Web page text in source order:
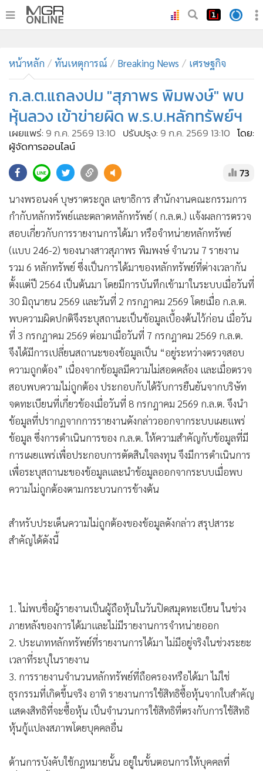
• ทันเหตุการณ์
• ภาคใต้
• ภูมิภาค
• Online Section
• บันเทิง
• ผู้จัดการรายวัน
• คอลัมนิสต์
•
CbizReview
Cyber BIZ
• ผู้จัดกวน
• Good health & Well-being
• Green Innovation & SD
• Management & HR
• MGR Live
• Infographic
• การเมือง
• ท่องเที่ยว
• กีฬา
• ต่างประเทศ
• Special Scoop
• เศรษฐกิจ-ธุรกิจ
จีน
ชุมชน-คุณภาพชีวิต
อาชญากรรม
• Motoring
• เกม
• อินโดจีน
• กองทุนรวม
• Celeb Online
• Factcheck
• ญี่ปุ่น
• News1
•
Gotomanager
หน้าหลัก ทันเหตุการณ์ Breaking News เศรษฐกิจ
ก.ล.ต.แถลงปม "สุภาพร พิมพงษ์" พบ
หุ้นลวง เข้าข่ายผิด พ.ร.บ.หลักทรัพย์ฯ
เผยแพร่:9 ก.ค. 2569 13:10ปรับปรุง:9 ก.ค. 2569 13:10 โดย:
ผู้จัดการออนไลน์
นางพรอนงค์ บุษราตระกูล เลขาธิการ สำนักงานคณะกรรมการ
กำกับหลักทรัพย์และตลาดหลักทรัพย์ ( ก.ล.ต.) แจ้งผลการตรวจ
สอบเกี่ยวกับการรายงานการได้มา หรือจำหน่ายหลักทรัพย์
(แบบ 246-2) ของนางสาวสุภาพร พิมพงษ์ จำนวน 7 รายงาน
รวม 6 หลักทรัพย์ ซึ่งเป็นการได้มาของหลักทรัพย์ที่ต่างเวลากัน
ตั้งแต่ปี 2564 เป็นต้นมา โดยมีการบันทึกเข้ามาในระบบเมื่อวันที่
30 มิถุนายน 2569 และวันที่ 2 กรกฎาคม 2569 โดยเมื่อ ก.ล.ต.
พบความผิดปกติจึงระบุสถานะเป็นข้อมูลเบื้องต้นไว้ก่อน เมื่อวัน
ที่ 3 กรกฎาคม 2569 ต่อมาเมื่อวันที่ 7 กรกฎาคม 2569 ก.ล.ต.
จึงได้มีการเปลี่ยนสถานะของข้อมูลเป็น “อยู่ระหว่างตรวจสอบ
ความถูกต้อง” เนื่องจากข้อมูลมีความไม่สอดคล้อง และเมื่อตรวจ
สอบพบความไม่ถูกต้อง ประกอบกับได้รับการยืนยันจากบริษัท
จดทะเบียนที่เกี่ยวข้องเมื่อวันที่ 8 กรกฎาคม 2569 ก.ล.ต. จึงนำ
ข้อมูลที่ปรากฏจากการรายงานดังกล่าวออกจากระบบเผยแพร่
การเผยแพร่เพื่อประกอบการตัดสินใจลงทุน จึงมีการดำเนินการ
เพื่อระบุสถานะของข้อมูลและนำข้อมูลออกจากระบบเมื่อพบ
สำคัญได้ดังนี้
1. ไม่พบชื่อผู้รายงานเป็นผู้ถือหุ้นในวันปิดสมุดทะเบียน ในช่วง
ภายหลังของการได้มาและไม่มีรายงานการจำหน่ายออก
2. ประเภทหลักทรัพย์ที่รายงานการได้มา ไม่มีอยู่จริงในช่วงระยะ
เวลาที่ระบุในรายงาน
ธุรกรรมที่เกิดขึ้นจริง อาทิ รายงานการใช้สิทธิซื้อหุ้นจากใบสำคัญ